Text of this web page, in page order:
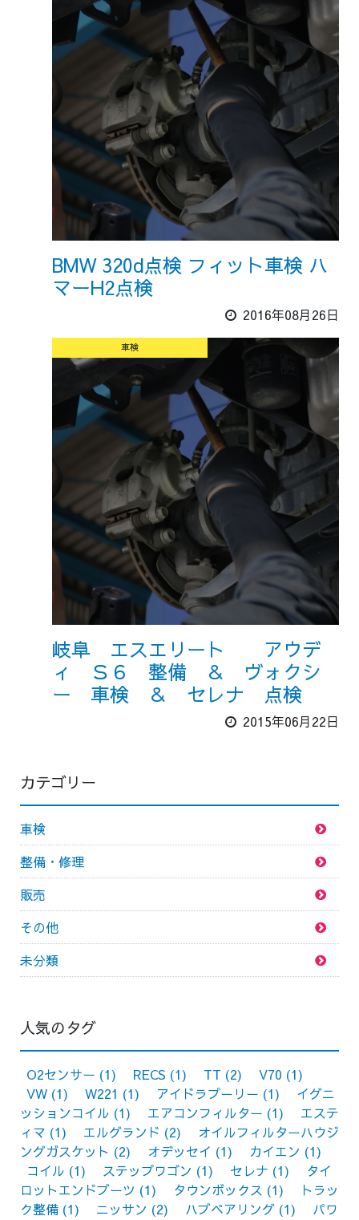
BMW 320d点検 フィット車検 ハ
マーH2点検
2016年08月26日
車検
岐阜 エスエリート アウデ
ィ Ｓ６ 整備 ＆ ヴォクシ
ー 車検 ＆ セレナ 点検
2015年06月22日
カテゴリー
車検
整備・修理
販売
その他
未分類
人気のタグ
O2センサー (1) RECS (1) TT (2) V70 (1)
VW (1) W221 (1) アイドラプーリー (1)
イグニ
ッションコイル (1) エアコンフィルター (1)
エステ
ィマ (1) エルグランド (2)
オイルフィルターハウジ
ングガスケット (2) オデッセイ (1) カイエン (1)
コイル (1) ステップワゴン (1) セレナ (1)
タイ
ロットエンドブーツ (1) タウンボックス (1)
トラッ
ク整備 (1) ニッサン (2) ハブベアリング (1)
パワ